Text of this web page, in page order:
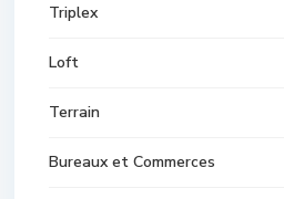
Triplex
Loft
Terrain
Bureaux et Commerces